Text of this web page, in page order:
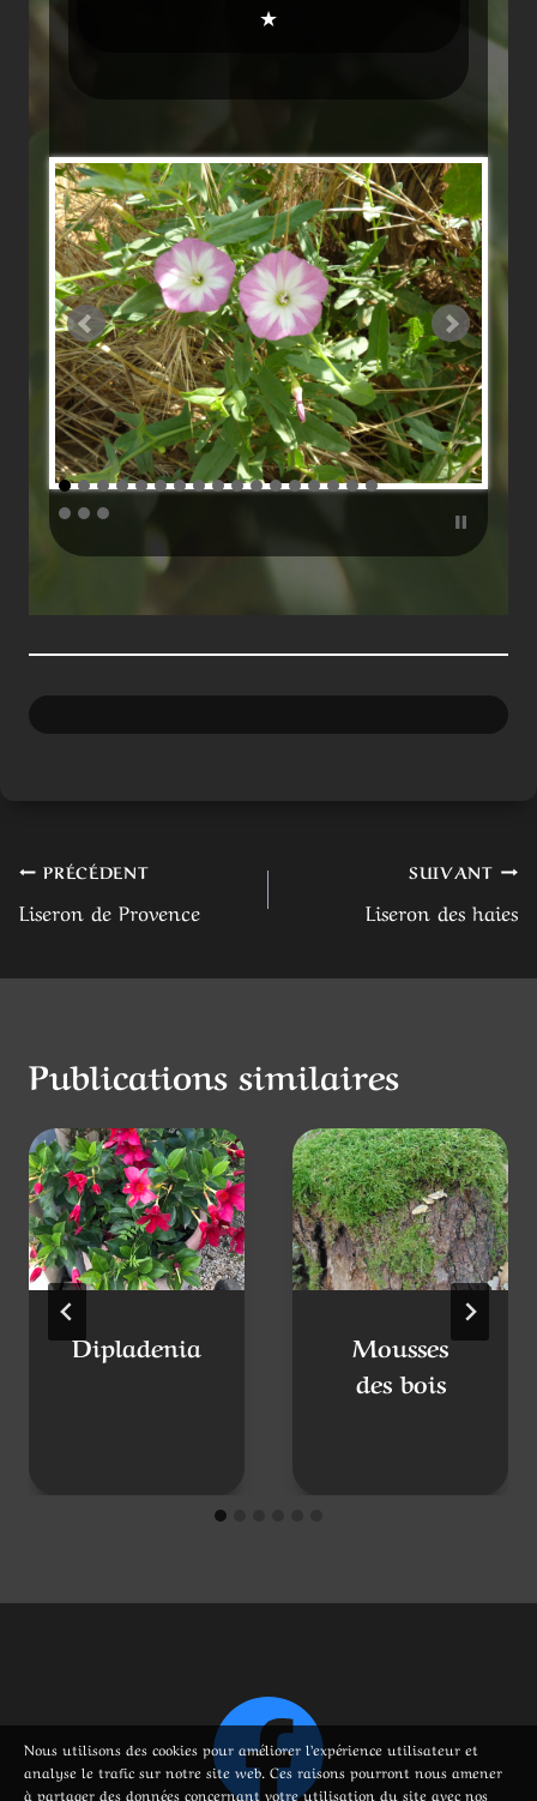
★
Navigation
de
l’article
PRÉCÉDENT
Liseron de Provence
SUIVANT
Liseron des haies
Publications similaires
Dipladenia
Mousses
Nous utilisons des cookies pour améliorer l’expérience utilisateur et
analyse le trafic sur notre site web. Ces raisons pourront nous amener
à partager des données concernant votre utilisation du site avec nos